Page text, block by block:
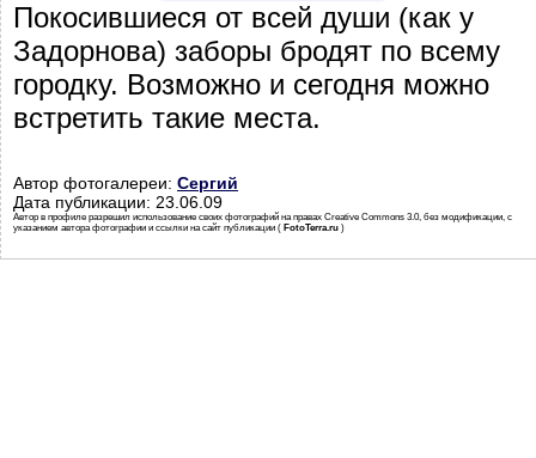
Покосившиеся от всей души (как у
Задорнова) заборы бродят по всему
городку. Возможно и сегодня можно
встретить такие места.
Автор фотогалереи: Сергий
Дата публикации: 23.06.09
Автор в профиле разрешил использование своих фотографий на правах Creative Commons 3.0, без модификации, с
указанием автора фотографии и ссылки на сайт публикации ( FotoTerra.ru )